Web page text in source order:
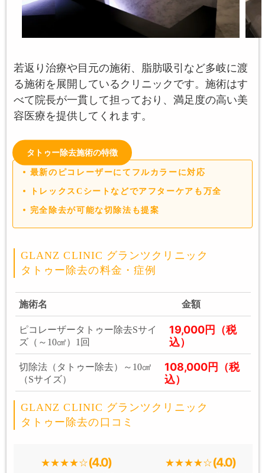
若返り治療や目元の施術、脂肪吸引など多岐に渡
る施術を展開しているクリニックです。施術はす
べて院長が一貫して担っており、満足度の高い美
容医療を提供してくれます。
タトゥー除去施術の特徴
最新のピコレーザーにてフルカラーに対応
トレックスCシートなどでアフターケアも万全
完全除去が可能な切除法も提案
GLANZ CLINIC グランツクリニック
タトゥー除去の料金・症例
施術名 金額
ピコレーザータトゥー除去Sサイ
ズ（～10㎠）1回
19,000円（税
込）
切除法（タトゥー除去）～10㎠
（Sサイズ）
108,000円（税
込）
GLANZ CLINIC グランツクリニック
タトゥー除去の口コミ
(4.0) (4.0)